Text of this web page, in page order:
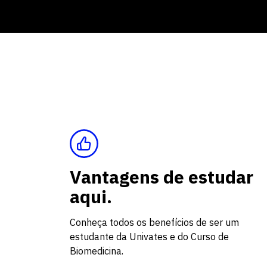
Vantagens de estudar
aqui.
Conheça todos os benefícios de ser um
estudante da Univates e do Curso de
Biomedicina.